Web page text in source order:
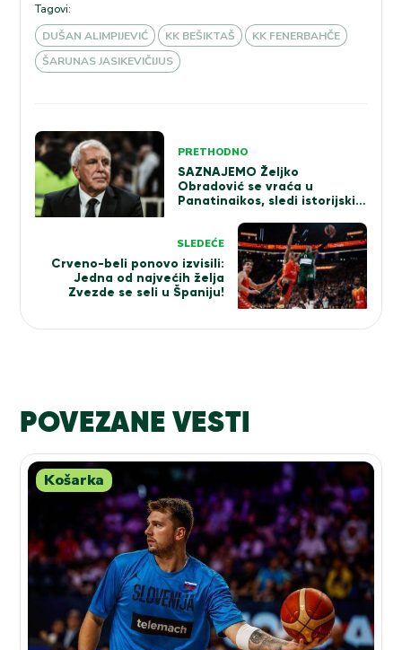
Tagovi:
DUŠAN ALIMPIJEVIĆ
KK BEŠIKTAŠ
KK FENERBAHČE
ŠARUNAS JASIKEVIČIJUS
Kretanje
članka
PRETHODNO
SAZNAJEMO Željko
Obradović se vraća u
Panatinaikos, sledi istorijski
SLEDEĆE
Crveno-beli ponovo izvisili:
Jedna od najvećih želja
Zvezde se seli u Španiju!
POVEZANE VESTI
Košarka